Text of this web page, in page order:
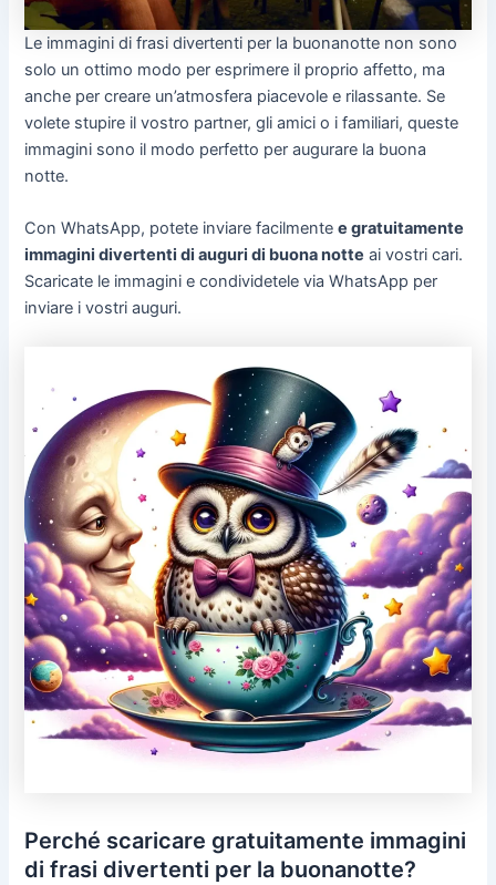
Le immagini di frasi divertenti per la buonanotte non sono
solo un ottimo modo per esprimere il proprio affetto, ma
anche per creare un’atmosfera piacevole e rilassante. Se
volete stupire il vostro partner, gli amici o i familiari, queste
immagini sono il modo perfetto per augurare la buona
notte.
Con WhatsApp, potete inviare facilmentee gratuitamente
immagini divertenti di auguri di buona notte ai vostri cari.
Scaricate le immagini e condividetele via WhatsApp per
inviare i vostri auguri.
Perché scaricare gratuitamente immagini
di frasi divertenti per la buonanotte?